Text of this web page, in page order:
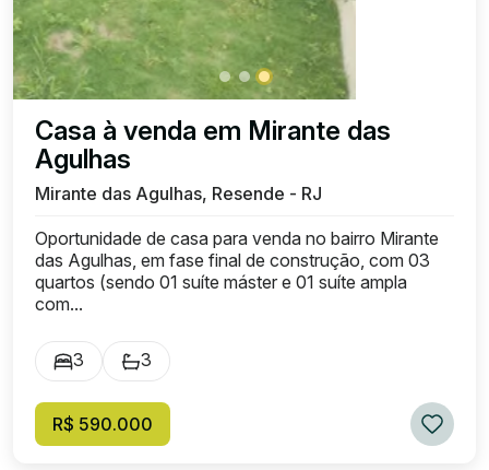
Casa à venda em Mirante das
Agulhas
Mirante das Agulhas, Resende - RJ
Oportunidade de casa para venda no bairro Mirante
das Agulhas, em fase final de construção, com 03
quartos (sendo 01 suíte máster e 01 suíte ampla
com...
3 3
R$ 590.000